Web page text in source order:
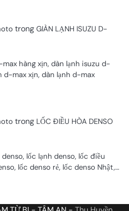
trong GIÀN LẠNH ISUZU D-
hàng xịn, dàn lạnh isuzu d-
d-max xịn, dàn lạnh d-max
trong LỐC ĐIỀU HÒA DENSO
lốc lạnh denso, lốc điều
lốc denso rẻ, lốc denso Nhật,…